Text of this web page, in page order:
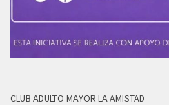
CLUB ADULTO MAYOR LA AMISTAD